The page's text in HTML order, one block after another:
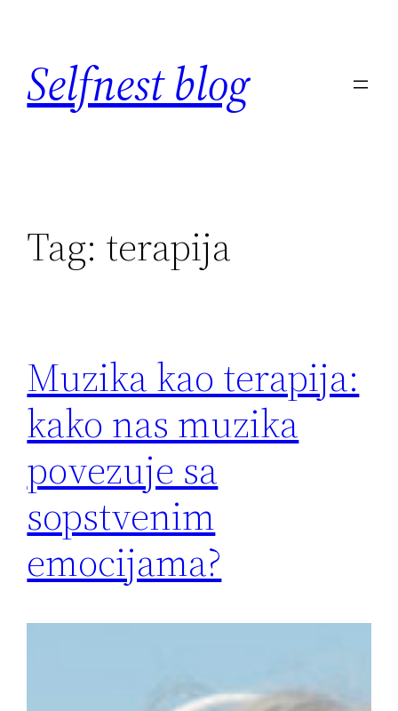
content
Selfnest blog
Tag: terapija
Muzika kao terapija:
kako nas muzika
povezuje sa
sopstvenim
emocijama?